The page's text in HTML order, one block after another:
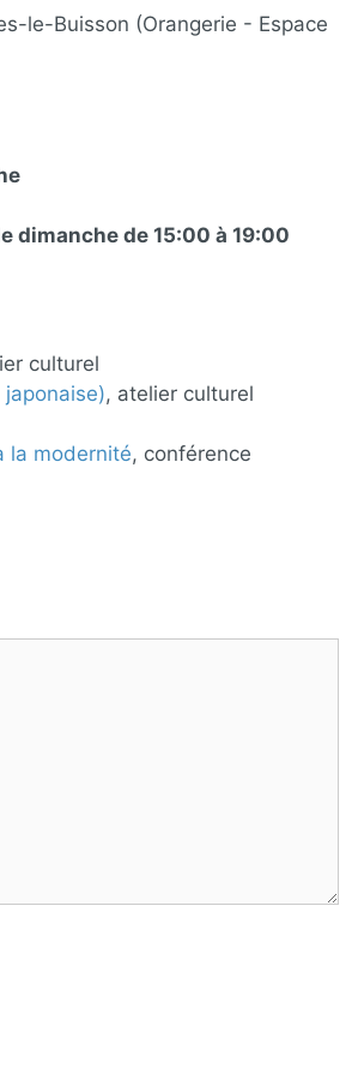
le-Buisson (Orangerie - Espace
dimanche de 15:00 à 19:00
culturel
, atelier culturel
la modernité, conférence